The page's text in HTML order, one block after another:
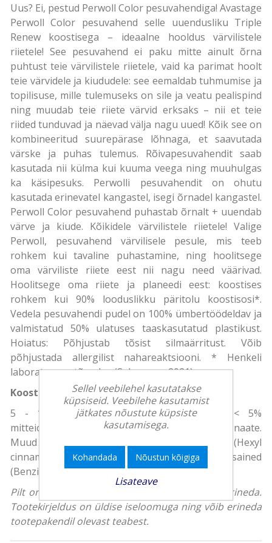
Uus? Ei, pestud Perwoll Color pesuvahendiga! Avastage
Perwoll Color pesuvahend selle uuendusliku Triple
Renew koostisega – ideaalne hooldus värvilistele
riietele! See pesuvahend ei paku mitte ainult õrna
puhtust teie värvilistele riietele, vaid ka parimat hoolt
teie värvidele ja kiududele: see eemaldab tuhmumise ja
topilisuse, mille tulemuseks on sile ja veatu pealispind
ning muudab teie riiete värvid erksaks – nii et teie
riided tunduvad ja näevad välja nagu uued! Kõik see on
kombineeritud suurepärase lõhnaga, et saavutada
värske ja puhas tulemus. Rõivapesuvahendit saab
kasutada nii külma kui kuuma veega ning muuhulgas
ka käsipesuks. Perwolli pesuvahendit on ohutu
kasutada erinevatel kangastel, isegi õrnadel kangastel.
Perwoll Color pesuvahend puhastab õrnalt + uuendab
värve ja kiude. Kõikidele värvilistele riietele! Valige
Perwoll, pesuvahend värvilisele pesule, mis teeb
rohkem kui tavaline puhastamine, ning hoolitsege
oma värviliste riiete eest nii nagu need väärivad.
Hoolitsege oma riiete ja planeedi eest: koostises
rohkem kui 90% looduslikku päritolu koostisosi*.
Vedela pesuvahendi pudel on 100% ümbertöödeldav ja
valmistatud 50% ulatuses taaskasutatud plastikust.
Hoiatus: Põhjustab tõsist silmaärritust. Võib
põhjustada allergilist nahareaktsiooni. * Henkeli
laboratoorne tõendus (Saksamaa, 2021)
Koostisosad
5 - 15% anioonseid pindaktiivseid aineid; < 5%
mitteioonseid pindaktiivseid aineid, seepi, fosfonaate.
Muud koostisained: ensüümid, lõhnaained (Hexyl
cinnamal, Citronellol), säilitusained
(Benzisothiazolinone, Methylisothiazolinone).
Pilt on illustreeriv, toote tegelik välimus võib erineda.
Tootekirjeldus on üldise iseloomuga ning võib erineda
tootepakendil olevast teabest.
Sellel veebilehel kasutatakse
küpsiseid. Veebilehe kasutamist
jätkates nõustute küpsiste
kasutamisega.
Kohandada Nõustun kõigiga
Lisateave